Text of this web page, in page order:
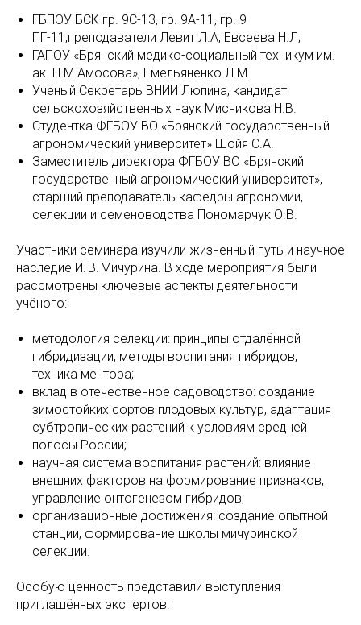
ГБПОУ БСК гр. 9С-13, гр. 9А-11, гр. 9
ПГ-11,преподаватели Левит Л.А, Евсеева Н.Л;
ГАПОУ «Брянский медико-социальный техникум им.
ак. Н.М.Амосова», Емельяненко Л.М.
Ученый Секретарь ВНИИ Люпина, кандидат
сельскохозяйственных наук Мисникова Н.В.
Студентка ФГБОУ ВО «Брянский государственный
агрономический университет» Шойя С.А.
Заместитель директора ФГБОУ ВО «Брянский
государственный агрономический университет»,
старший преподаватель кафедры агрономии,
селекции и семеноводства Пономарчук О.В.
Участники семинара изучили жизненный путь и научное
наследие И. В. Мичурина. В ходе мероприятия были
рассмотрены ключевые аспекты деятельности
учёного:
методология селекции: принципы отдалённой
гибридизации, методы воспитания гибридов,
техника ментора;
вклад в отечественное садоводство: создание
зимостойких сортов плодовых культур, адаптация
субтропических растений к условиям средней
полосы России;
научная система воспитания растений: влияние
внешних факторов на формирование признаков,
управление онтогенезом гибридов;
организационные достижения: создание опытной
станции, формирование школы мичуринской
селекции.
Особую ценность представили выступления
приглашённых экспертов: